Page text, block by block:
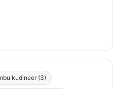
kudineer (3)